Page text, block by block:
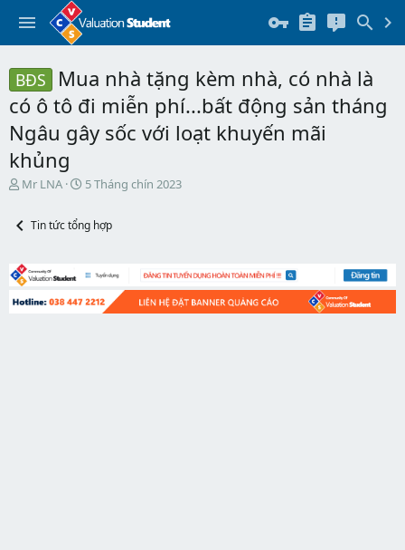
BĐS
Mua nhà tặng kèm nhà, có nhà là
có ô tô đi miễn phí...bất động sản tháng
Ngâu gây sốc với loạt khuyến mãi
khủng
T
e
d
s
t
Mr LNA
N
y
t
đ
5 Tháng chín 2023
Tin tức tổng hợp